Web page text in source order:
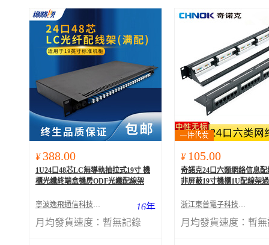
¥ 388.00
1U24口48芯LC無導軌抽拉式19寸 機
櫃光纖終端盒機房ODF光纖配線架
寧波逸飛通信科技有限公司 16年
月均發貨速度： 暫無記錄
¥ 105.00
奇諾克24口六類網絡信息
非屏蔽19寸機櫃1U配線架
浙江東普電子科技有限公司
月均發貨速度： 暫